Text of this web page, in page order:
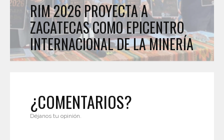
RIM 2026 PROYECTA A
ZACATECAS COMO EPICENTRO
INTERNACIONAL DE LA MINERÍA
¿COMENTARIOS?
Déjanos tu opinión.